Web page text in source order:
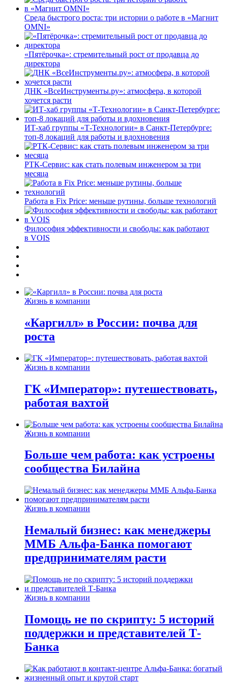
Среда быстрого роста: три истории о работе в «Магнит
OMNI»
«Пятёрочка»: стремительный рост от продавца до
директора
ДНК «ВсеИнструменты.ру»: атмосфера, в которой
хочется расти
ИТ-хаб группы «Т-Технологии» в Санкт-Петербурге:
топ-8 локаций для работы и вдохновения
РТК-Сервис: как стать полевым инженером за три
месяца
Работа в Fix Price: меньше рутины, больше технологий
Философия эффективности и свободы: как работают
в VOIS
Жизнь в компании
«Каргилл» в России: почва для
роста
Жизнь в компании
ГК «Император»: путешествовать,
работая вахтой
Жизнь в компании
Больше чем работа: как устроены
сообщества Билайна
Жизнь в компании
Немалый бизнес: как менеджеры
ММБ Альфа-Банка помогают
предпринимателям расти
Жизнь в компании
Помощь не по скрипту: 5 историй
поддержки и представителей Т-
Банка